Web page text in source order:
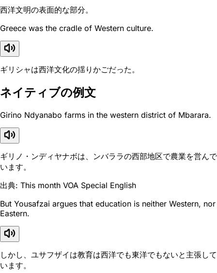
西洋文明の表面的な部分。
Greece was the cradle of Western culture.
ギリシャは西洋文化の揺りかごだった。
ネイティブの例文
Girino Ndyanabo farms in the western district of Mbarara.
ギリノ・ンディヤナボは、ンバララの西部地区で農業を営んで
います。
出典: This month VOA Special English
But Yousafzai argues that education is neither Western, nor
Eastern.
しかし、ユサフザイは教育は西洋でも東洋でもないと主張して
います。